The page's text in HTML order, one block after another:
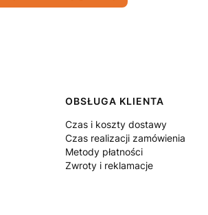
OBSŁUGA KLIENTA
Czas i koszty dostawy
Czas realizacji zamówienia
Metody płatności
Zwroty i reklamacje